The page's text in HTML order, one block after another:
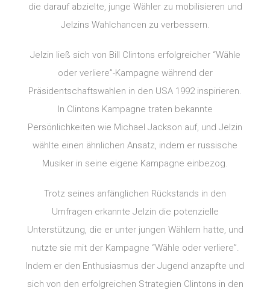
die darauf abzielte, junge Wähler zu mobilisieren und
Jelzins Wahlchancen zu verbessern.
Jelzin ließ sich von Bill Clintons erfolgreicher “Wähle
oder verliere”-Kampagne während der
Präsidentschaftswahlen in den USA 1992 inspirieren.
In Clintons Kampagne traten bekannte
Persönlichkeiten wie Michael Jackson auf, und Jelzin
wählte einen ähnlichen Ansatz, indem er russische
Musiker in seine eigene Kampagne einbezog.
Trotz seines anfänglichen Rückstands in den
Umfragen erkannte Jelzin die potenzielle
Unterstützung, die er unter jungen Wählern hatte, und
nutzte sie mit der Kampagne “Wähle oder verliere”.
Indem er den Enthusiasmus der Jugend anzapfte und
sich von den erfolgreichen Strategien Clintons in den